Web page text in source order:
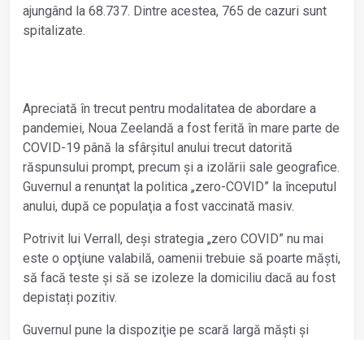
ajungând la 68.737. Dintre acestea, 765 de cazuri sunt
spitalizate.
Apreciată în trecut pentru modalitatea de abordare a
pandemiei, Noua Zeelandă a fost ferită în mare parte de
COVID-19 până la sfârşitul anului trecut datorită
răspunsului prompt, precum şi a izolării sale geografice.
Guvernul a renunţat la politica „zero-COVID” la începutul
anului, după ce populaţia a fost vaccinată masiv.
Potrivit lui Verrall, deşi strategia „zero COVID” nu mai
este o opţiune valabilă, oamenii trebuie să poarte măşti,
să facă teste şi să se izoleze la domiciliu dacă au fost
depistați pozitiv.
Guvernul pune la dispoziţie pe scară largă măşti şi